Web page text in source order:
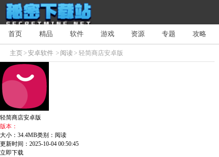
首页 精品 软件 游戏 资源 专题 攻略
主页>安卓软件 > 阅读> 轻简商店安卓版
轻简商店安卓版
版本：
大小：34.4MB类别：阅读
更新时间：2025-10-04 00:50:45
立即下载